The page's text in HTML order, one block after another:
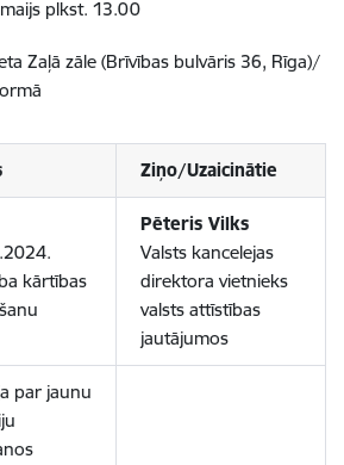
plkst. 13.00
Zaļā zāle (Brīvības bulvāris 36, Rīga)/
Ziņo/Uzaicinātie
kārtības
Pēteris Vilks
Valsts kancelejas
direktora vietnieks
valsts attīstības
jautājumos
par jaunu